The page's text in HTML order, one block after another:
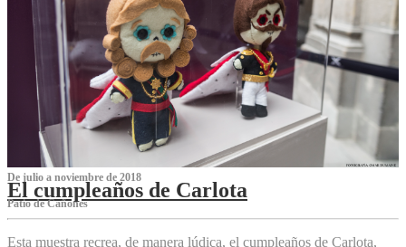
De julio a noviembre de 2018
El cumpleaños de Carlota
Patio de Cañones
Esta muestra recrea, de manera lúdica, el cumpleaños de Carlota,